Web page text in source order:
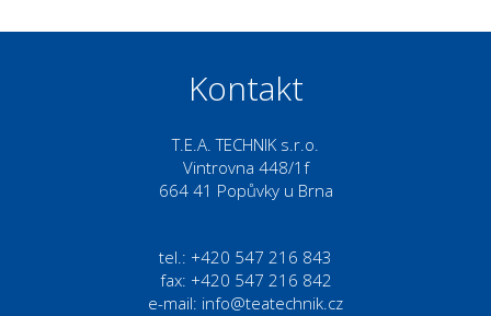
Kontakt
T.E.A. TECHNIK s.r.o.
Vintrovna 448/1f
664 41 Popůvky u Brna
tel.: +420 547 216 843
fax: +420 547 216 842
e-mail: info@teatechnik.cz